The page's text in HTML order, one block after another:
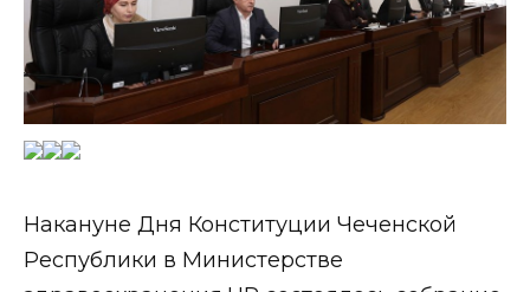
Накануне Дня Конституции Чеченской
Республики в Министерстве